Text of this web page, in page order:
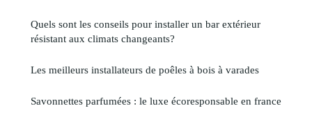
Quels sont les conseils pour installer un bar extérieur
résistant aux climats changeants?
Les meilleurs installateurs de poêles à bois à varades
Savonnettes parfumées : le luxe écoresponsable en france